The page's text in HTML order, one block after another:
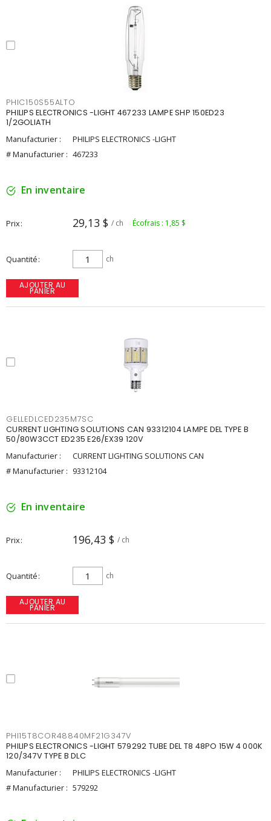
PHIC150S55ALTO
PHILIPS ELECTRONICS -LIGHT 467233 LAMPE SHP 150ED23
1/2GOLIATH
Manufacturier :
PHILIPS ELECTRONICS -LIGHT
# Manufacturier : 467233
En inventaire
Prix 29,13 $ / ch Écofrais : 1,85 $
Quantité ch
AJOUTER AU
PANIER
GELLEDLCED235M7SC
CURRENT LIGHTING SOLUTIONS CAN 93312104 LAMPE DEL TYPE B
50/80W3CCT ED235 E26/EX39 120V
Manufacturier :
CURRENT LIGHTING SOLUTIONS CAN
# Manufacturier : 93312104
En inventaire
Prix 196,43 $ / ch
Quantité ch
AJOUTER AU
PANIER
PHI15T8COR48840MF21G347V
PHILIPS ELECTRONICS -LIGHT 579292 TUBE DEL T8 48PO 15W 4 000K
120/347V TYPE B DLC
Manufacturier :
PHILIPS ELECTRONICS -LIGHT
# Manufacturier : 579292